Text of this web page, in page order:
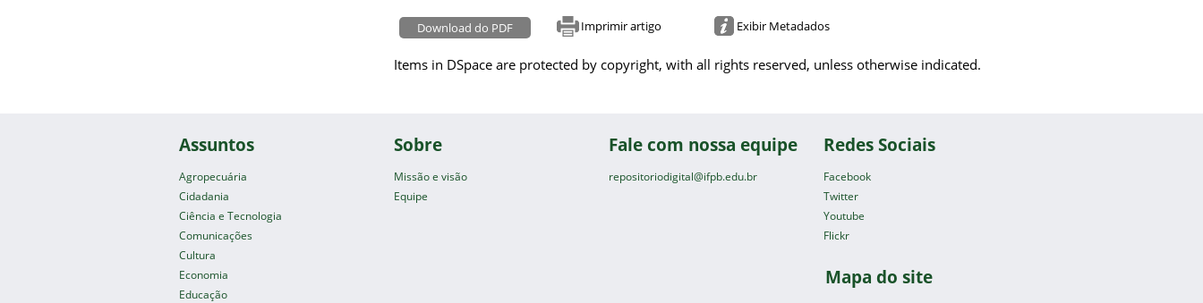
Download do PDF Imprimir artigo Exibir Metadados
Items in DSpace are protected by copyright, with all rights reserved, unless otherwise indicated.
Assuntos
Agropecuária
Cidadania
Ciência e Tecnologia
Comunicações
Cultura
Economia
Educação
Sobre
Missão e visão
Equipe
Fale com nossa equipe
repositoriodigital@ifpb.edu.br
Redes Sociais
Facebook
Twitter
Youtube
Flickr
Mapa do site